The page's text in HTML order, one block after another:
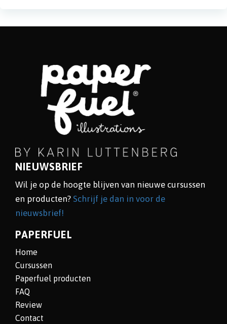
NIEUWSBRIEF
Wil je op de hoogte blijven van nieuwe cursussen
en producten? Schrijf je dan in voor de
nieuwsbrief!
PAPERFUEL
Home
Cursussen
Paperfuel producten
FAQ
Review
Contact